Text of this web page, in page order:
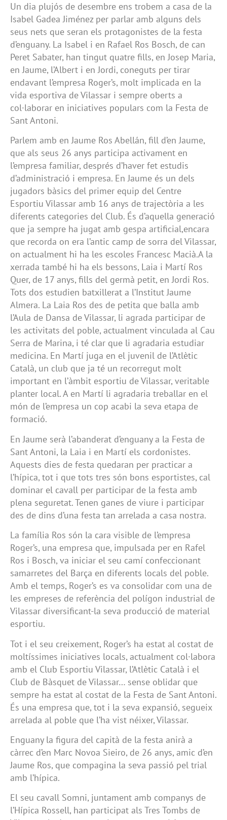
Un dia plujós de desembre ens trobem a casa de la
Isabel Gadea Jiménez per parlar amb alguns dels
seus nets que seran els protagonistes de la festa
d’enguany. La Isabel i en Rafael Ros Bosch, de can
Peret Sabater, han tingut quatre fills, en Josep Maria,
en Jaume, l’Albert i en Jordi, coneguts per tirar
endavant l’empresa Roger’s, molt implicada en la
vida esportiva de Vilassar i sempre oberts a
col·laborar en iniciatives populars com la Festa de
Sant Antoni.
Parlem amb en Jaume Ros Abellán, fill d’en Jaume,
que als seus 26 anys participa activament en
l’empresa familiar, després d’haver fet estudis
d’administració i empresa. En Jaume és un dels
jugadors bàsics del primer equip del Centre
Esportiu Vilassar amb 16 anys de trajectòria a les
diferents categories del Club. És d’aquella generació
que ja sempre ha jugat amb gespa artificial,encara
que recorda on era l’antic camp de sorra del Vilassar,
on actualment hi ha les escoles Francesc Macià.A la
xerrada també hi ha els bessons, Laia i Martí Ros
Quer, de 17 anys, fills del germà petit, en Jordi Ros.
Tots dos estudien batxillerat a l’Institut Jaume
Almera. La Laia Ros des de petita que balla amb
l’Aula de Dansa de Vilassar, li agrada participar de
les activitats del poble, actualment vinculada al Cau
Serra de Marina, i té clar que li agradaria estudiar
medicina. En Martí juga en el juvenil de l’Atlètic
Català, un club que ja té un recorregut molt
important en l’àmbit esportiu de Vilassar, veritable
planter local. A en Martí li agradaria treballar en el
món de l’empresa un cop acabi la seva etapa de
formació.
En Jaume serà l’abanderat d’enguany a la Festa de
Sant Antoni, la Laia i en Martí els cordonistes.
Aquests dies de festa quedaran per practicar a
l’hípica, tot i que tots tres són bons esportistes, cal
dominar el cavall per participar de la festa amb
plena seguretat. Tenen ganes de viure i participar
des de dins d’una festa tan arrelada a casa nostra.
La família Ros són la cara visible de l’empresa
Roger’s, una empresa que, impulsada per en Rafel
Ros i Bosch, va iniciar el seu camí confeccionant
samarretes del Barça en diferents locals del poble.
Amb el temps, Roger’s es va consolidar com una de
les empreses de referència del polígon industrial de
Vilassar diversificant-la seva producció de material
esportiu.
Tot i el seu creixement, Roger’s ha estat al costat de
moltíssimes iniciatives locals, actualment col·labora
amb el Club Esportiu Vilassar, l’Atlètic Català i el
Club de Bàsquet de Vilassar… sense oblidar que
sempre ha estat al costat de la Festa de Sant Antoni.
És una empresa que, tot i la seva expansió, segueix
arrelada al poble que l’ha vist néixer, Vilassar.
Enguany la figura del capità de la festa anirà a
càrrec d’en Marc Novoa Sieiro, de 26 anys, amic d’en
Jaume Ros, que compagina la seva passió pel trial
amb l’hípica.
El seu cavall Somni, juntament amb companys de
l’Hípica Rossell, han participat als Tres Tombs de